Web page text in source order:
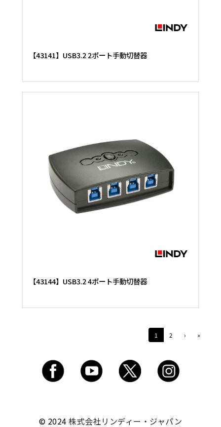
【43141】USB3.2 2ポート手動切替器
【43144】USB3.2 4ポート手動切替器
1 2 › »
© 2024株式会社リンディー・ジャパン